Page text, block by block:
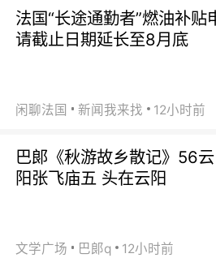
法国“长途通勤者”燃油补贴
请截止日期延长至8月底
闲聊法国 新闻我来找 12小时前
巴郞《秋游故乡散记》56云
阳张飞庙五 头在云阳
文学广场 巴郞q 12小时前